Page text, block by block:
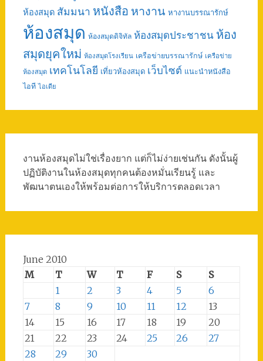
ห้องสมุด สัมมนา หนังสือ หางาน หางานบรรณารักษ์
ห้องสมุด ห้องสมุดดิจิทัล ห้องสมุดประชาชน ห้อง
สมุดยุคใหม่ ห้องสมุดโรงเรียน เครือข่ายบรรณารักษ์ เครือข่าย
ห้องสมุด เทคโนโลยี เที่ยวห้องสมุด เว็บไซต์ แนะนำหนังสือ
ไอที ไอเดีย
งานห้องสมุดไม่ใช่เรื่องยาก แต่ก็ไม่ง่ายเช่นกัน ดังนั้นผู้
ปฏิบัติงานในห้องสมุดทุกคนต้องหมั่นเรียนรู้ และ
พัฒนาตนเองให้พร้อมต่อการให้บริการตลอดเวลา
June 2010
M
T W T F S
S
1
2 3 4 5
6
7
8 9 10 11 12
13
14
15 16 17 18 19
20
21
22 23 24 25 26
27
28
29 30